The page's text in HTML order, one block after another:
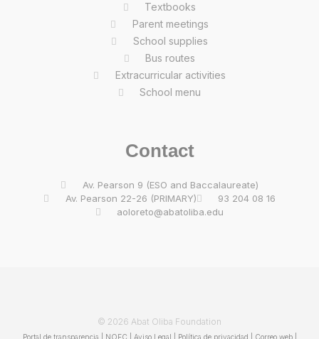
Textbooks
Parent meetings
School supplies
Bus routes
Extracurricular activities
School menu
Contact
Av. Pearson 9 (ESO and Baccalaureate)
Av. Pearson 22-26 (PRIMARY)
93 204 08 16
aoloreto@abatoliba.edu
© 2026 Abat Oliba Foundation
Portal de transparencia NOFC Aviso Legal Política de privacidad Correo web|